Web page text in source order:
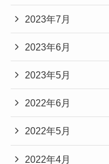
2023年7月
2023年6月
2023年5月
2022年6月
2022年5月
2022年4月